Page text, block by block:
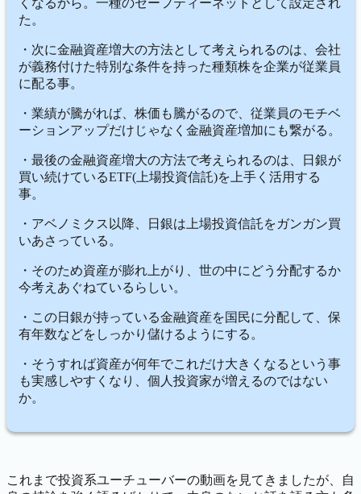
た。
・次に金融資産増大の方法として考えられるのは、会社
が義務付けた特別な条件を持った種類株を企業が従業員
に配る事。
・業績が騰がれば、株価も騰がるので、従業員のモチベ
ーションアップだけじゃなく金融資産増加にも繋がる。
・最後の金融資産増大の方法で考えられるのは、日銀が
買い続けているETF(上場投資信託)を上手く活用する
事。
・アベノミクス以降、日銀は上場投資信託をガンガン買
いあさっている。
・そのため資産が膨れ上がり、世の中にどう分配するか
今考えあぐねているらしい。
・この日銀が持っている金融資産を国民に分配して、保
有年数などをしっかり儲けるようにする。
・そうすれば資産が何年でこれだけ大きくなるという事
も実感しやすくなり、個人投資家が増えるのではない
か。
これまで投資系ユーチューバーの動画を見てきましたが、自